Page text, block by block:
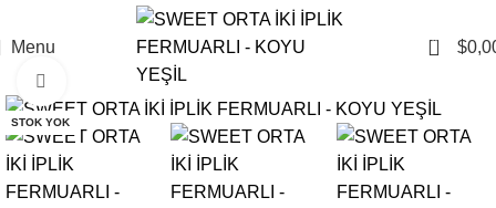
Menu 0 $
STOK YOK
Click to enlarge